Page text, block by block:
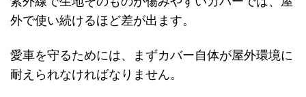
外で使い続けるほど差が出ます。
愛車を守るためには、まずカバー自体が屋外環境に
耐えられなければなりません。